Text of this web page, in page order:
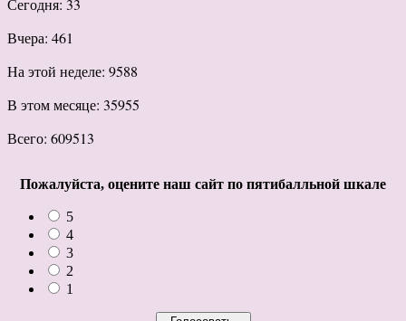
Сегодня: 33
Вчера: 461
На этой неделе: 9588
В этом месяце: 35955
Всего: 609513
Пожалуйста, оцените наш сайт по пятибалльной шкале
5
4
3
2
1